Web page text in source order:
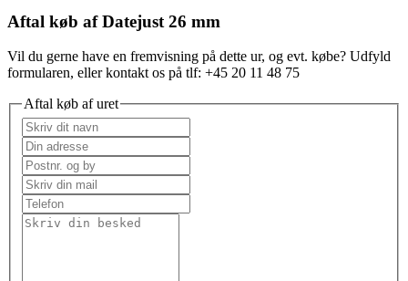
Aftal køb af Datejust 26 mm
Vil du gerne have en fremvisning på dette ur, og evt. købe? Udfyld
formularen, eller kontakt os på tlf: +45 20 11 48 75
Aftal køb af uret